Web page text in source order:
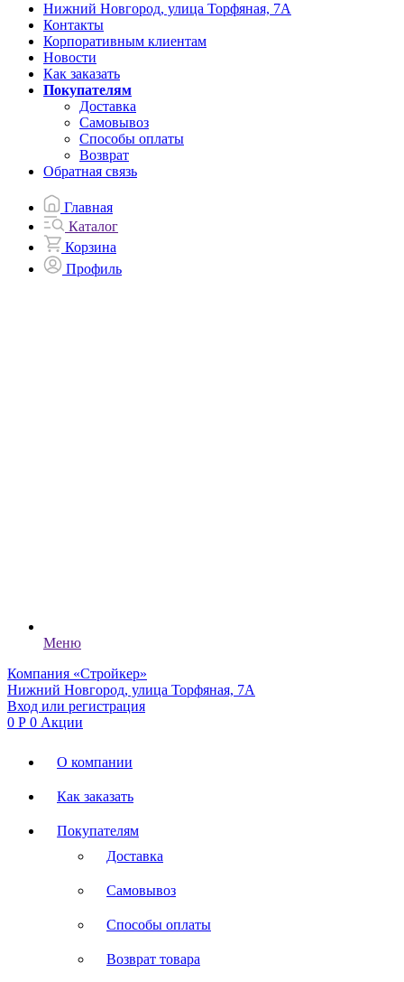
Нижний Новгород, улица Торфяная, 7А
Контакты
Корпоративным клиентам
Новости
Как заказать
Покупателям
Доставка
Самовывоз
Способы оплаты
Возврат
Обратная связь
Главная
Каталог
Корзина
Профиль
Меню
Компания «Стройкер»
Нижний Новгород, улица Торфяная, 7А
Вход или регистрация
0 Р 0 Акции
О компании
Как заказать
Покупателям
Доставка
Самовывоз
Способы оплаты
Возврат товара